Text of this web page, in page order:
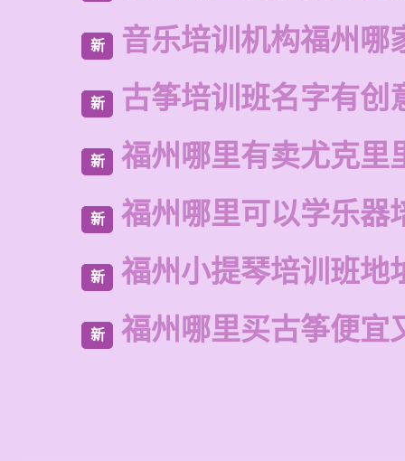
新 音乐培训机构福州哪
新 古筝培训班名字有创
新 福州哪里有卖尤克里
新 福州哪里可以学乐器
新 福州小提琴培训班地
新 福州哪里买古筝便宜